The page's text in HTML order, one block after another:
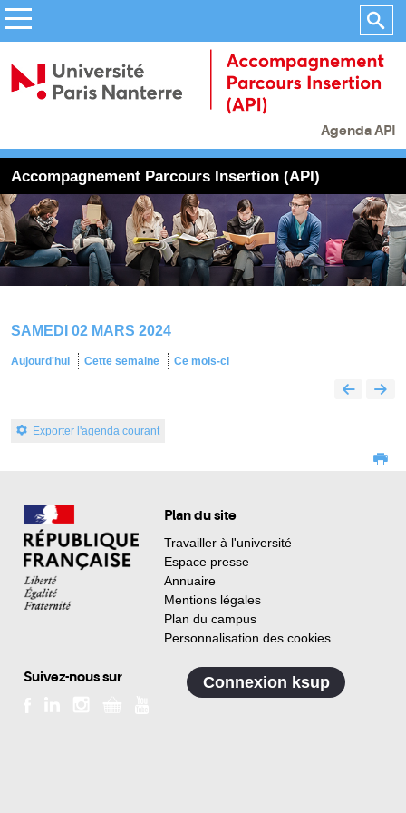
Agenda API
Accompagnement Parcours Insertion (API)
SAMEDI 02 MARS 2024
Aujourd'hui Cette semaine Ce mois-ci
Exporter l'agenda courant
Plan du site
Travailler à l'université
Espace presse
Annuaire
Mentions légales
Plan du campus
Personnalisation des cookies
Suivez-nous sur Connexion ksup